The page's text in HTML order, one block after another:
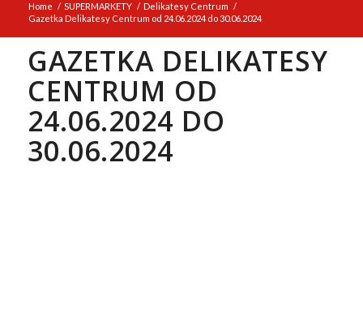
Home / SUPERMARKETY / Delikatesy Centrum /
Gazetka Delikatesy Centrum od 24.06.2024 do 30.06.2024
GAZETKA DELIKATESY
CENTRUM OD
24.06.2024 DO
30.06.2024